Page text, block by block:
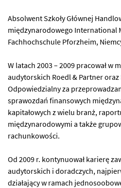
Absolwent Szkoły Głównej
międzynarodowego International
Fachhochschule Pforzheim,
W latach 2003 – 2009 pracował w
audytorskich Roedl & Partner oraz
Odpowiedzialny za
sprawozdań finansowych
kapitałowych z wielu branż,
międzynarodowymi a także
rachunkowości.
Od 2009 r. kontynuował karierę
audytorskich i doradczych,
działający w ramach